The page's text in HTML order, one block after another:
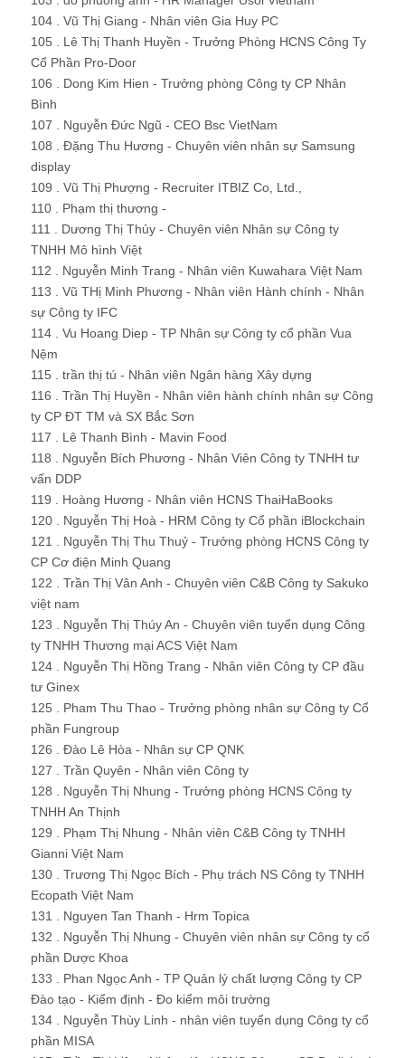
104 . Vũ Thị Giang - Nhân viên Gia Huy PC
105 . Lê Thị Thanh Huyền - Trưởng Phòng HCNS Công Ty
Cổ Phần Pro-Door
106 . Dong Kim Hien - Trưởng phòng Công ty CP Nhân
Bình
107 . Nguyễn Đức Ngũ - CEO Bsc VietNam
108 . Đặng Thu Hương - Chuyên viên nhân sự Samsung
display
109 . Vũ Thị Phượng - Recruiter ITBIZ Co, Ltd.,
110 . Phạm thị thương -
111 . Dương Thị Thủy - Chuyên viên Nhân sự Công ty
TNHH Mô hình Việt
112 . Nguyễn Minh Trang - Nhân viên Kuwahara Việt Nam
113 . Vũ THị Minh Phương - Nhân viên Hành chính - Nhân
sự Công ty IFC
114 . Vu Hoang Diep - TP Nhân sự Công ty cổ phần Vua
Nệm
115 . trần thị tú - Nhân viên Ngân hàng Xây dựng
116 . Trần Thị Huyền - Nhân viên hành chính nhân sự Công
ty CP ĐT TM và SX Bắc Sơn
117 . Lê Thanh Bình - Mavin Food
118 . Nguyễn Bích Phương - Nhân Viên Công ty TNHH tư
vấn DDP
119 . Hoàng Hương - Nhân viên HCNS ThaiHaBooks
120 . Nguyễn Thị Hoà - HRM Công ty Cổ phần iBlockchain
121 . Nguyễn Thị Thu Thuỷ - Trưởng phòng HCNS Công ty
CP Cơ điện Minh Quang
122 . Trần Thị Vân Anh - Chuyên viên C&B Công ty Sakuko
việt nam
123 . Nguyễn Thị Thúy An - Chuyên viên tuyển dụng Công
ty TNHH Thương mại ACS Việt Nam
124 . Nguyễn Thị Hồng Trang - Nhân viên Công ty CP đầu
tư Ginex
125 . Pham Thu Thao - Trưởng phòng nhân sự Công ty Cổ
phần Fungroup
126 . Đào Lê Hòa - Nhân sự CP QNK
127 . Trần Quyên - Nhân viên Công ty
128 . Nguyễn Thị Nhung - Trưởng phòng HCNS Công ty
TNHH An Thịnh
129 . Phạm Thị Nhung - Nhân viên C&B Công ty TNHH
Gianni Việt Nam
130 . Trương Thị Ngọc Bích - Phụ trách NS Công ty TNHH
Ecopath Việt Nam
131 . Nguyen Tan Thanh - Hrm Topica
132 . Nguyễn Thị Nhung - Chuyên viên nhân sự Công ty cổ
phần Dược Khoa
133 . Phan Ngọc Anh - TP Quản lý chất lượng Công ty CP
Đào tạo - Kiểm định - Đo kiểm môi trường
134 . Nguyễn Thùy Linh - nhân viên tuyển dụng Công ty cổ
phần MISA